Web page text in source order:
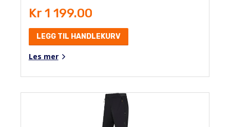
Kr 1 199.00
LEGG TIL HANDLEKURV
Les mer